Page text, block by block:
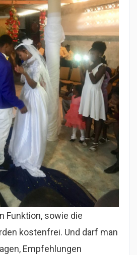
Funktion, sowie die
kostenfrei. Und darf man
Empfehlungen